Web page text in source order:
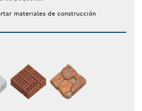
materiales de construcción